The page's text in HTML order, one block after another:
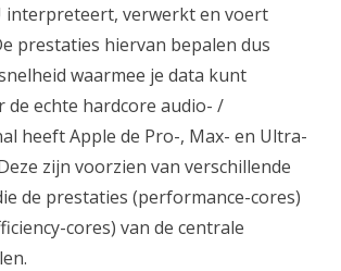
interpreteert, verwerkt en voert
prestaties hiervan bepalen dus
waarmee je data kunt
de echte hardcore audio- /
heeft Apple de Pro-, Max- en Ultra-
zijn voorzien van verschillende
de prestaties (performance-cores)
cores) van de centrale